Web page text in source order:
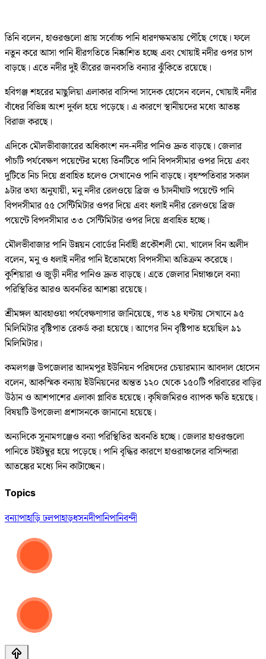
তিনি বলেন, হাওরগুলো প্রায় সর্বোচ্চ পানি ধারণক্ষমতায় পৌঁছে গেছে। ফলে
নতুন করে আসা পানি ধীরগতিতে নিষ্কাশিত হচ্ছে এবং খোয়াই নদীর ওপর চাপ
বাড়ছে। এতে নদীর দুই তীরের জনবসতি বন্যার ঝুঁকিতে রয়েছে।
হবিগঞ্জ শহরের মাছুলিয়া এলাকার বাসিন্দা সাদেক হোসেন বলেন, খোয়াই নদীর
বাঁধের বিভিন্ন অংশ দুর্বল হয়ে পড়েছে। এ কারণে স্থানীয়দের মধ্যে আতঙ্ক
বিরাজ করছে।
এদিকে মৌলভীবাজারের অধিকাংশ নদ-নদীর পানিও দ্রুত বাড়ছে। জেলার
পাঁচটি পর্যবেক্ষণ পয়েন্টের মধ্যে তিনটিতে পানি বিপদসীমার ওপর দিয়ে এবং
দুটিতে নিচ দিয়ে প্রবাহিত হলেও সেখানেও পানি বাড়ছে। বৃহস্পতিবার সকাল
৯টার তথ্য অনুযায়ী, মনু নদীর রেলওয়ে ব্রিজ ও চাঁদনীঘাট পয়েন্টে পানি
বিপদসীমার ৫৫ সেন্টিমিটার ওপর দিয়ে এবং ধলাই নদীর রেলওয়ে ব্রিজ
পয়েন্টে বিপদসীমার ৩৩ সেন্টিমিটার ওপর দিয়ে প্রবাহিত হচ্ছে।
মৌলভীবাজার পানি উন্নয়ন বোর্ডের নির্বাহী প্রকৌশলী মো. খালেদ বিন অলীদ
বলেন, মনু ও ধলাই নদীর পানি ইতোমধ্যে বিপদসীমা অতিক্রম করেছে।
কুশিয়ারা ও জুড়ী নদীর পানিও দ্রুত বাড়ছে। এতে জেলার নিম্নাঞ্চলে বন্যা
পরিস্থিতির আরও অবনতির আশঙ্কা রয়েছে।
শ্রীমঙ্গল আবহাওয়া পর্যবেক্ষণাগার জানিয়েছে, গত ২৪ ঘণ্টায় সেখানে ৯৫
মিলিমিটার বৃষ্টিপাত রেকর্ড করা হয়েছে। আগের দিন বৃষ্টিপাত হয়েছিল ৯১
মিলিমিটার।
কমলগঞ্জ উপজেলার আদমপুর ইউনিয়ন পরিষদের চেয়ারম্যান আবদাল হোসেন
বলেন, আকস্মিক বন্যায় ইউনিয়নের অন্তত ১২০ থেকে ১৫০টি পরিবারের বাড়ির
উঠান ও আশপাশের এলাকা প্লাবিত হয়েছে। কৃষিজমিরও ব্যাপক ক্ষতি হয়েছে।
বিষয়টি উপজেলা প্রশাসনকে জানানো হয়েছে।
অন্যদিকে সুনামগঞ্জেও বন্যা পরিস্থিতির অবনতি হচ্ছে। জেলার হাওরগুলো
পানিতে টইটম্বুর হয়ে পড়েছে। পানি বৃদ্ধির কারণে হাওরাঞ্চলের বাসিন্দারা
আতঙ্কের মধ্যে দিন কাটাচ্ছেন।
Topics
বন্যাপাহাড়ি ঢলপাহাড়ধসনদীপানিপানিবন্দী